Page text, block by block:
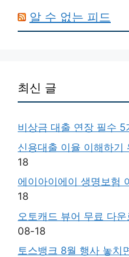
알 수 없는 피드
최신 글
비상금 대출 연장 필수 5
신용대출 이율 이해하기
18
에이아이에이 생명보험
18
오토캐드 뷰어 무료 다
08-18
토스뱅크 8월 행사 놓치